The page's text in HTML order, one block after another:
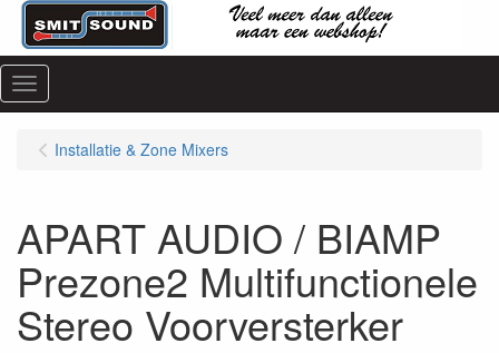
Menu
Installatie & Zone Mixers
APART AUDIO / BIAMP
Prezone2 Multifunctionele
Stereo Voorversterker